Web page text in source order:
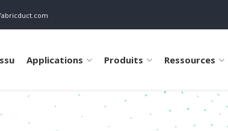
Applications Produits Ressources